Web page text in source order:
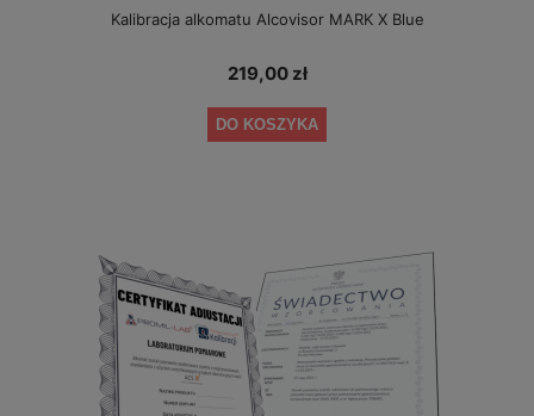
Kalibracja alkomatu Alcovisor MARK X Blue
219,00 zł
DO KOSZYKA